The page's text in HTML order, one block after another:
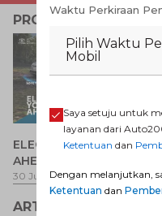
PROMO TERKAIT
ELECTRIFY YOUR PATH
AHEAD
30 Jul 2026-31 Ags 2026
ARTIKEL LAINNYA
Waktu Perkiraan
Pilih Waktu
Mobil
Saya setuju untuk
layanan dari
Ketentuan dan
Dengan melanjutkan,
Ketentuan dan